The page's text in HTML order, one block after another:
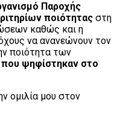
Παροχής
ποιότητας στη
καθώς και η
να ανανεώνουν τον
ποιότητα των
που ψηφίστηκαν στο
ομιλία μου στον